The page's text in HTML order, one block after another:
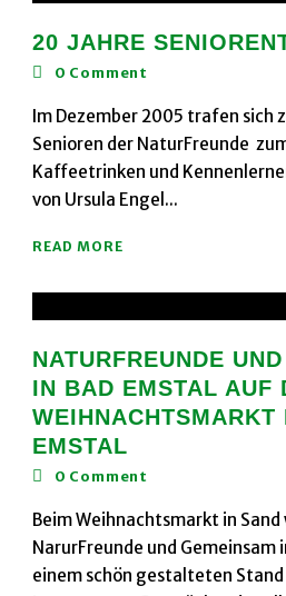
20 JAHRE
0 Comment
Im Dezember 2005 trafen sich
Senioren der NaturFreunde
Kaffeetrinken und
von Ursula Engel...
READ MORE
NATURFREUNDE
IN BAD EMSTAL AUF
WEIHNACHTSMARKT
EMSTAL
0 Comment
Beim Weihnachtsmarkt in Sand
NarurFreunde und Gemeinsam
einem schön gestalteten